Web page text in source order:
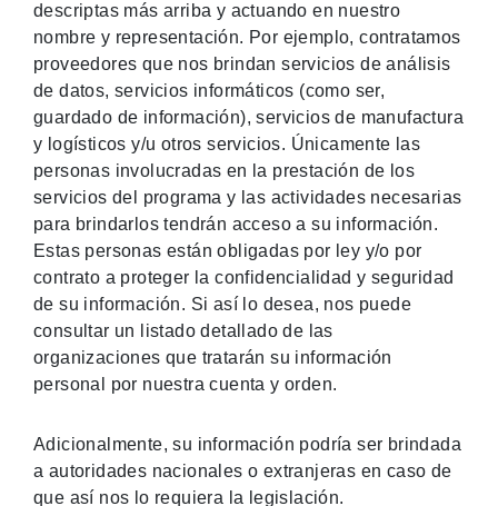
descriptas más arriba y actuando en nuestro
nombre y representación. Por ejemplo, contratamos
proveedores que nos brindan servicios de análisis
de datos, servicios informáticos (como ser,
guardado de información), servicios de manufactura
y logísticos y/u otros servicios. Únicamente las
personas involucradas en la prestación de los
servicios del programa y las actividades necesarias
para brindarlos tendrán acceso a su información.
Estas personas están obligadas por ley y/o por
contrato a proteger la confidencialidad y seguridad
de su información. Si así lo desea, nos puede
consultar un listado detallado de las
organizaciones que tratarán su información
personal por nuestra cuenta y orden.
Adicionalmente, su información podría ser brindada
a autoridades nacionales o extranjeras en caso de
que así nos lo requiera la legislación.